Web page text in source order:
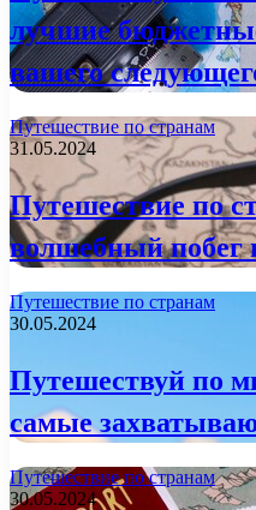
лучшие
вашего
Путешествие по странам
31.05.2024
Путешествие по
волшебный побег
Путешествие по странам
30.05.2024
Путешествуй по
самые
Путешествие по странам
30.05.2024